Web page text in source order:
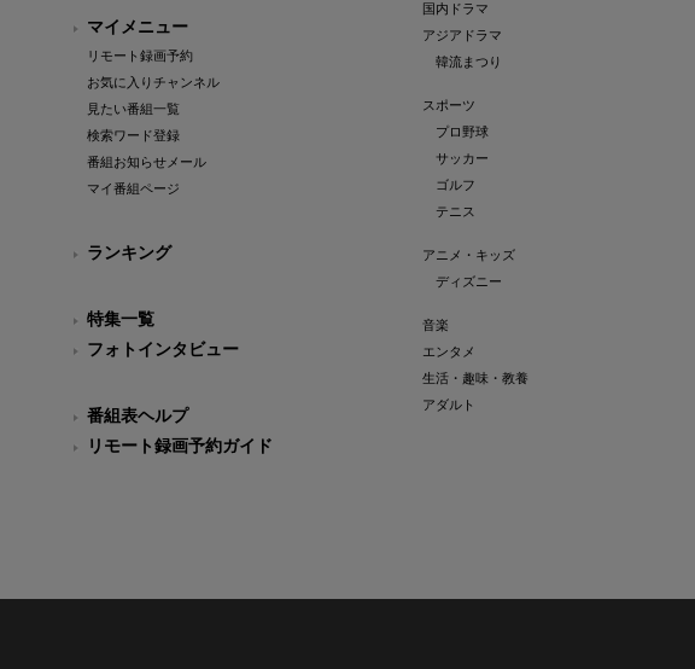
マイメニュー
リモート録画予約
お気に入りチャンネル
見たい番組一覧
検索ワード登録
番組お知らせメール
マイ番組ページ
ランキング
特集一覧
フォトインタビュー
番組表ヘルプ
リモート録画予約ガイド
国内ドラマ
アジアドラマ
韓流まつり
スポーツ
プロ野球
サッカー
ゴルフ
テニス
アニメ・キッズ
ディズニー
音楽
エンタメ
生活・趣味・教養
アダルト